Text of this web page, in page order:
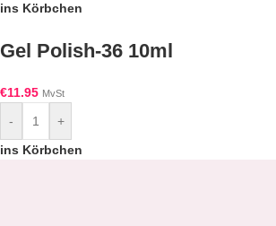
ins Körbchen
Gel Polish-36 10ml
€11.95 MvSt
-
+
ins Körbchen